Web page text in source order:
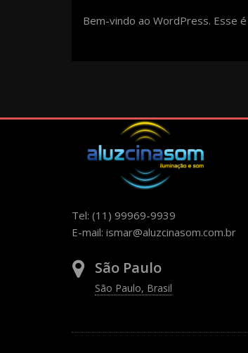
Bem-vindo ao WordPress. Esse
Tel: (11) 99969-9939
E-mail: ismar@aluzcinasom.com.br
São Paulo
São Paulo, Brasil